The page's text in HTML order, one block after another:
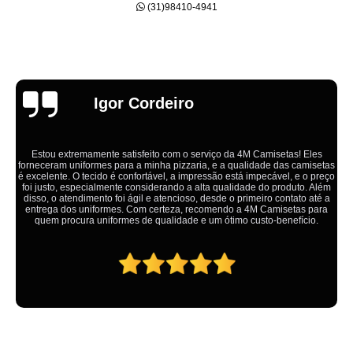
(31)98410-4941
Emília
Ótimo atendimento,todos muito educados, prestativos e que colocam o
cliente em primeiro lugar. Qualquer lugar tem problemas,isso é fato, mas
aqui na 4M tudo é resolvido com calma e de forma que todos saem
ganhando no final.